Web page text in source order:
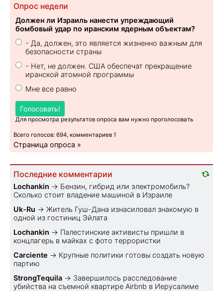
Опрос недели
Должен ли Израиль нанести упреждающий
бомбовый удар по иранским ядерным объектам?
- Да, должен, это является жизненно важным для
безопасности страны
- Нет, не должен. США обеспечат прекращение
иранской атомной программы
Мне все равно
Голосовать!
Для просмотра результатов опроса вам нужно проголосовать
Всего голосов: 694, комментариев 1
Страница опроса »
Последние комментарии
Lochankin → Бензин, гибрид или электромобиль?
Cколько стоит владение машиной в Израиле
Uk-Ru → Житель Гуш-Дана изнасиловал знакомую в
одной из гостиниц Эйлата
Lochankin → Палестинские активисты пришли в
концлагерь в майках с фото террористки
Carciente → Крупные политики готовы создать новую
партию
StrongTequila → Завершилось расследование
убийства на съемной квартире Airbnb в Иерусалиме